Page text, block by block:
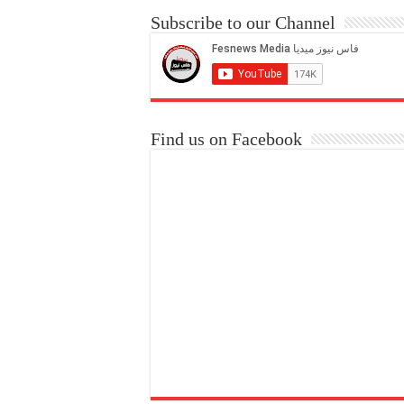
Subscribe to our Channel
Find us on Facebook